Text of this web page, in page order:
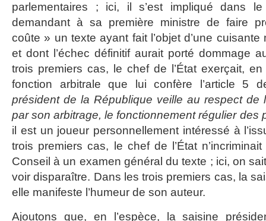
parlementaires ; ici, il s’est impliqué dans
demandant à sa première ministre de faire
coûte » un texte ayant fait l’objet d’une
et dont l’échec définitif aurait porté dommage
trois premiers cas, le chef de l’État exerçait,
fonction arbitrale que lui confère l’article 5
président de la République veille au respect de
par son arbitrage, le fonctionnement régulier
il est un joueur personnellement intéressé à
trois premiers cas, le chef de l’État
Conseil à un examen général du texte ; ici, on
voir disparaître. Dans les trois premiers cas, la
elle manifeste l’humeur de son auteur.
Ajoutons que, en l’espèce, la saisine